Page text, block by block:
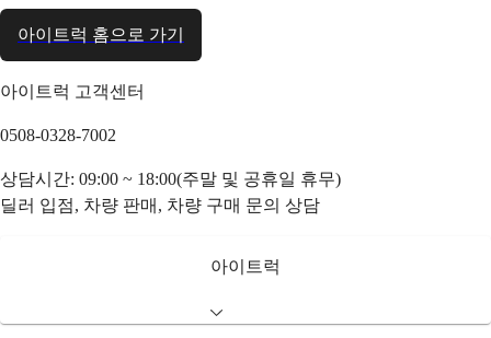
아이트럭 홈으로 가기
아이트럭 고객센터
0508-0328-7002
상담시간: 09:00 ~ 18:00(주말 및 공휴일 휴무)
딜러 입점, 차량 판매, 차량 구매 문의 상담
아이트럭